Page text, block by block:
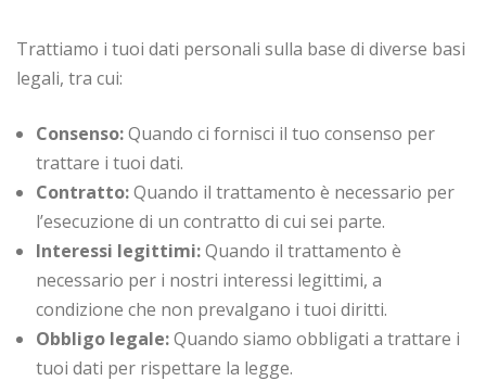
Trattiamo i tuoi dati personali sulla base di diverse basi
legali, tra cui:
Consenso:Quando ci fornisci il tuo consenso per
trattare i tuoi dati.
Contratto:Quando il trattamento è necessario per
l’esecuzione di un contratto di cui sei parte.
Interessi legittimi:Quando il trattamento è
necessario per i nostri interessi legittimi, a
condizione che non prevalgano i tuoi diritti.
Obbligo legale:Quando siamo obbligati a trattare i
tuoi dati per rispettare la legge.